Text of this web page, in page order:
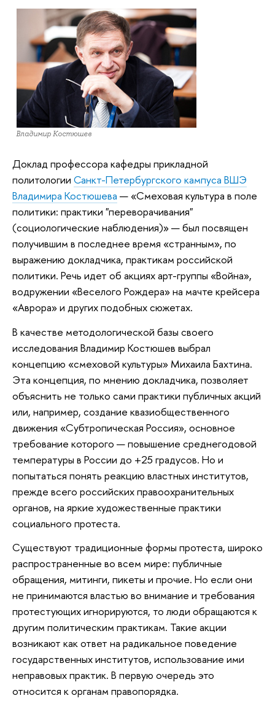
Владимир Костюшев
Доклад профессора кафедры прикладной
политологии Санкт-Петербургского кампуса ВШЭ
Владимира Костюшева — «Смеховая культура в поле
политики: практики "переворачивания"
(социологические наблюдения)» — был посвящен
получившим в последнее время «странным», по
выражению докладчика, практикам российской
политики. Речь идет об акциях арт-группы «Война»,
водружении «Веселого Рождера» на мачте крейсера
«Аврора» и других подобных сюжетах.
В качестве методологической базы своего
исследования Владимир Костюшев выбрал
концепцию «смеховой культуры» Михаила Бахтина.
Эта концепция, по мнению докладчика, позволяет
объяснить не только сами практики публичных акций
или, например, создание квазиобщественного
движения «Субтропическая Россия», основное
требование которого — повышение среднегодовой
температуры в России до +25 градусов. Но и
попытаться понять реакцию властных институтов,
прежде всего российских правоохранительных
органов, на яркие художественные практики
социального протеста.
Существуют традиционные формы протеста, широко
распространенные во всем мире: публичные
обращения, митинги, пикеты и прочие. Но если они
не принимаются властью во внимание и требования
протестующих игнорируются, то люди обращаются к
другим политическим практикам. Такие акции
возникают как ответ на радикальное поведение
государственных институтов, использование ими
неправовых практик. В первую очередь это
относится к органам правопорядка.